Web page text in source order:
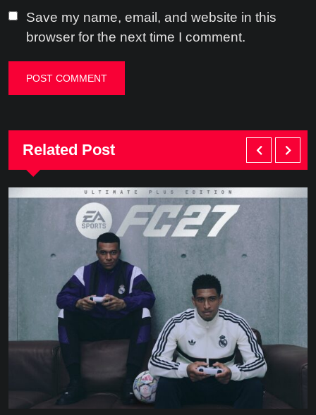
Save my name, email, and website in this
browser for the next time I comment.
Related Post